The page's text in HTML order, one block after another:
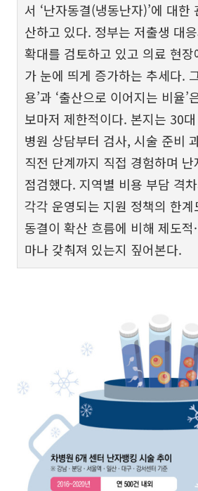
서 ‘난자동결(냉동난자)’에 대한
산하고 있다. 정부는 저출생 대
확대를 검토하고 있고 의료 현
가 눈에 띄게 증가하는 추세다.
용’과 ‘출산으로 이어지는 비율’
보마저 제한적이다. 본지는 30
병원 상담부터 검사, 시술 준비
직전 단계까지 직접 경험하며
점검했다. 지역별 비용 부담 격
각각 운영되는 지원 정책의 한
동결이 확산 흐름에 비해 제도적
마나 갖춰져 있는지 짚어본다.